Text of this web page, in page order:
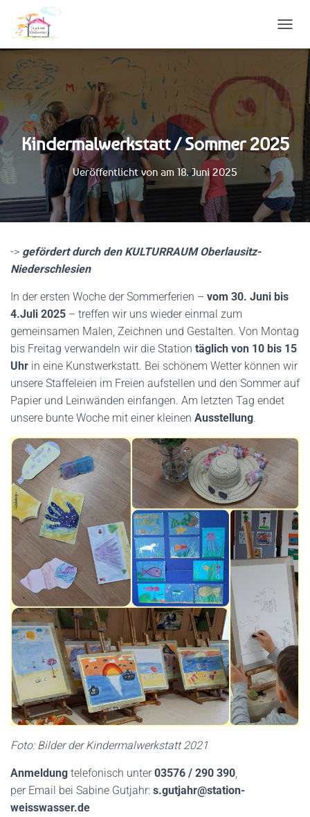
A
G
O
N
C
H
Kindermalwerkstatt / Sommer 2025
Veröffentlicht von am 18. Juni 2025
-> gefördert durch den KULTURRAUM Oberlausitz-
Niederschlesien
In der ersten Woche der Sommerferien – vom 30. Juni bis
4.Juli 2025 – treffen wir uns wieder einmal zum
gemeinsamen Malen, Zeichnen und Gestalten. Von Montag
bis Freitag verwandeln wir die Station täglich von 10 bis 15
Uhr in eine Kunstwerkstatt. Bei schönem Wetter können wir
unsere Staffeleien im Freien aufstellen und den Sommer auf
Papier und Leinwänden einfangen. Am letzten Tag endet
unsere bunte Woche mit einer kleinen Ausstellung.
Foto: Bilder der Kindermalwerkstatt 2021
Anmeldung telefonisch unter03576 / 290 390,
per Email bei Sabine Gutjahr: s.gutjahr@station-
weisswasser.de